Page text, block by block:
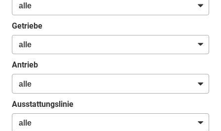
Getriebe
Antrieb
Ausstattungslinie